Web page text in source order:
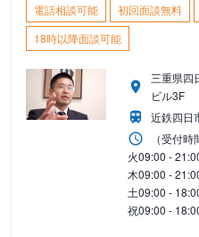
電話相談可能 初回面談無料
18時以降面談可能
三重県四
ビル3F
近鉄四日
（受付時
火09:00 -
木09:00 -
土09:00 -
祝09:00 -